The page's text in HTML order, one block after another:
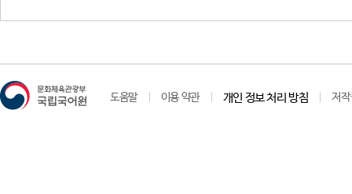
도움말 이용 약관 개인 정보 처리 방침 저